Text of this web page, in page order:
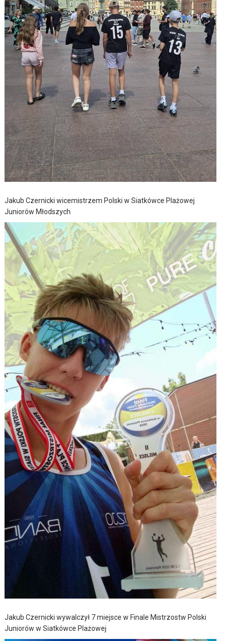
Jakub Czernicki wicemistrzem Polski w Siatkówce Plażowej
Juniorów Młodszych
Jakub Czernicki wywalczył 7 miejsce w Finale Mistrzostw Polski
Juniorów w Siatkówce Plażowej